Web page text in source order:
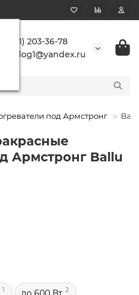
(861) 203-36-78
под Армстронг
Армстронг Ballu
1 2